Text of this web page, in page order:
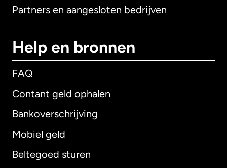
Partners en aangesloten bedrijven
Help en bronnen
FAQ
Contant geld ophalen
Bankoverschrijving
Mobiel geld
Beltegoed sturen